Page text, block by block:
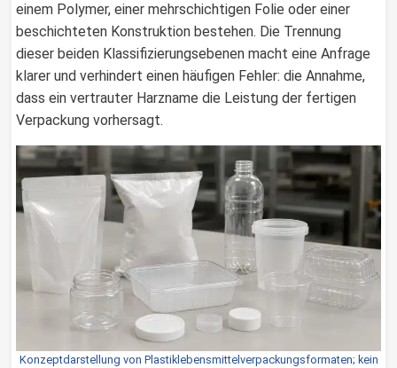
einem Polymer, einer mehrschichtigen Folie oder einer
beschichteten Konstruktion bestehen. Die Trennung
dieser beiden Klassifizierungsebenen macht eine Anfrage
klarer und verhindert einen häufigen Fehler: die Annahme,
dass ein vertrauter Harzname die Leistung der fertigen
Verpackung vorhersagt.
Konzeptdarstellung von Plastiklebensmittelverpackungsformaten; kein